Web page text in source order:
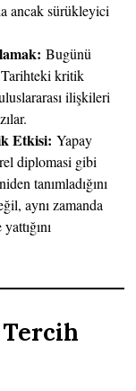
ancak sürükleyici
Bugünü
Tarihteki kritik
ilişkileri
Etkisi: Yapay
diplomasi gibi
tanımladığını
aynı zamanda
Tercih